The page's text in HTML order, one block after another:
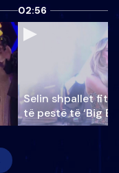
02:56
Selin shpallet
të pestë të ‘Big